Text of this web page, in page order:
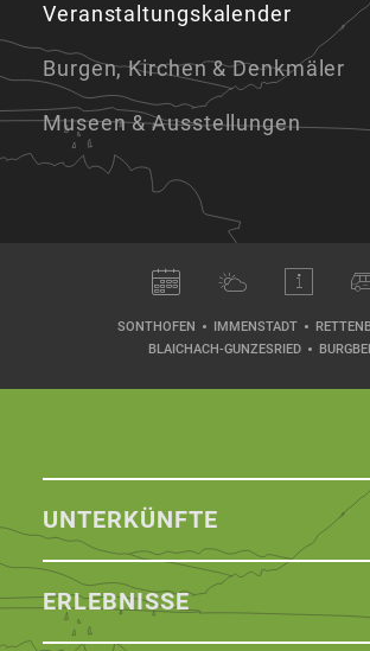
Veranstaltungskalender
Burgen, Kirchen & Denkmäler
Museen & Ausstellungen
SONTHOFEN IMMENSTADT
BLAICHACH-GUNZESRIED
UNTERKÜNFTE
ERLEBNISSE